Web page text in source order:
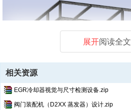
展开阅读全文
相关资源
EGR冷却器视觉与尺寸检测设备.zip
阀门装配机（D2XX 蒸发器）设计.zip